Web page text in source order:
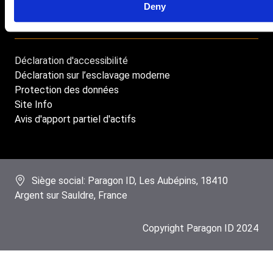
Deny
Footer
menu
Déclaration d'accessibilité
Déclaration sur l’esclavage moderne
Protection des données
Site Info
Avis d'apport partiel d'actifs
Siège social: Paragon ID, Les Aubépins, 18410
Argent sur Sauldre, France
Copyright Paragon ID 2024